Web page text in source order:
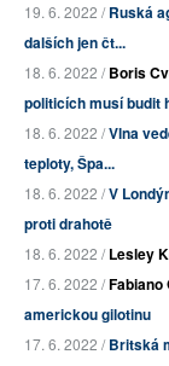
19. 6. 2022 /Ruská
dalších jen čt...
18. 6. 2022 /Boris
politicích musí budit
18. 6. 2022 /Vlna
teploty, Špa...
18. 6. 2022 /V
proti drahotě
18. 6. 2022 /Lesley
17. 6. 2022 /Fabiano
americkou gilotinu
17. 6. 2022 /Britská